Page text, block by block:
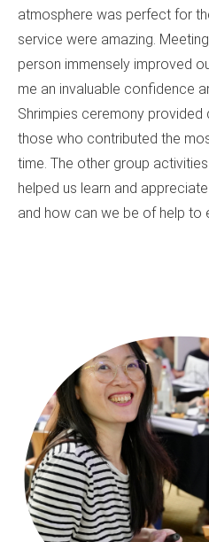
atmosphere was perfect for
service were amazing.
person immensely improved
me an invaluable confidence
Shrimpies ceremony
those who contributed the
time. The other group
helped us learn and
and how can we be of help to